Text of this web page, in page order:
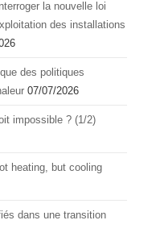
la nouvelle loi
des installations
des politiques
07/07/2026
impossible ? (1/2)
heating, but cooling
dans une transition